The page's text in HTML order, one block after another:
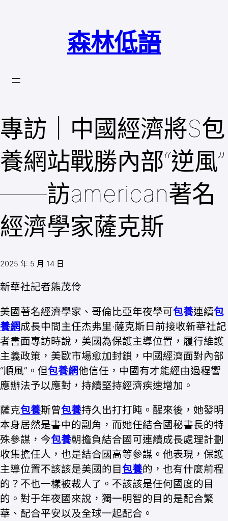
森林低語
專訪｜中國經濟將S包
養網站戰勝內部“逆風”
——訪american著名
經濟學家薩克斯
2025 年 5 月 14 日
新華社記者熊茂伶
美國著名經濟學家、哥倫比亞年夜學可包養連續包
養網成長中間主任杰弗里·薩克斯日前接收新華社記
者書面專訪時說，美國為保護主導位置，履行維護
主義政策，美歐市場愈加封鎖，中國經濟面對內部
“順風”。但包養網他信任，中國有才能經由過程響
應辦法予以應對，持續堅持經濟疾速增加。
薩克包養斯曾包養持久出打打盹。醒來後，她發明
本身居然是書中的副角，而她任結合國秘書長的特
殊參謀，今包養朝擔負結合國可連續成長處理計劃
收集擔任人，也是結合國高等參謀。他表現，保護
主導位置不該該是美國的目包養的，也有什麼前程
的？不也一樣被裁人了。不該該是任何國度的目
的。對于年夜國來說，獨一明智的目的是配合繁
華、配合平安以及全球一起配合。